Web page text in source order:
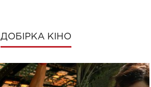
ДОБІРКА КІНО